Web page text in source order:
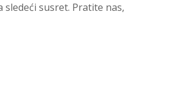
sledeći susret. Pratite nas,